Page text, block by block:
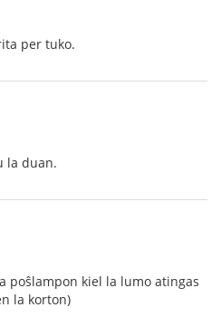
per tuko.
la duan.
poŝlampon kiel la lumo atingas
la korton)